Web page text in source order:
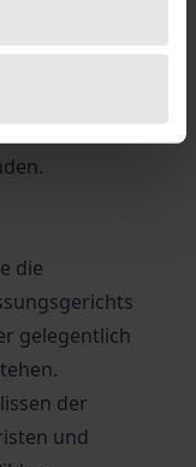
die
gelegentlich
der
und